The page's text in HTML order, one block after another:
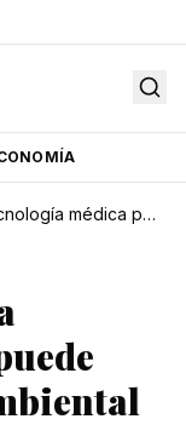
IA en salud: cómo la tecnología médica puede reducir la huella ambiental del sector